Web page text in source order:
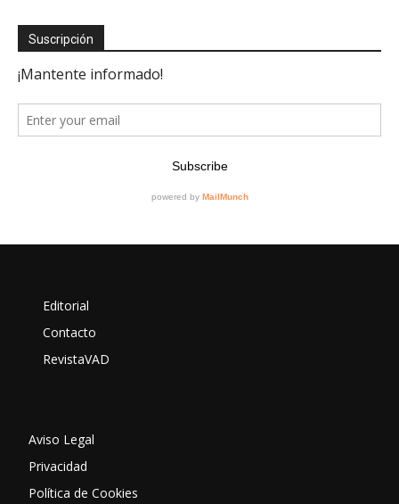
Suscripción
Editorial
Contacto
RevistaVAD
Aviso Legal
Privacidad
Política de Cookies